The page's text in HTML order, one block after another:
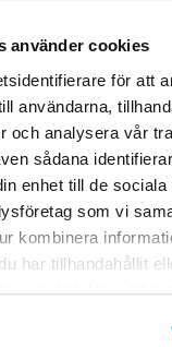
använder cookies
för att
användarna,
och analysera vår
sådana
enhet till de sociala
som vi
kombinera
har tillhandahållit
använt deras
08-02